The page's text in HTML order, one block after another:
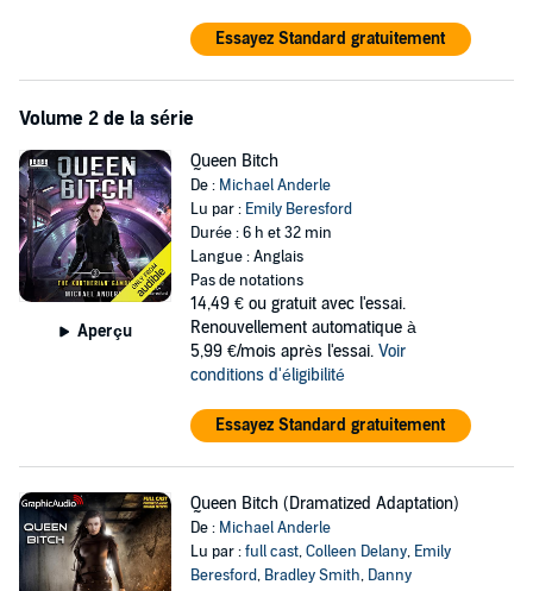
Essayez Standard gratuitement
Volume 2 de la série
Aperçu
Queen Bitch
De : Michael Anderle
Lu par : Emily Beresford
Durée : 6 h et 32 min
Langue : Anglais
Pas de notations
14,49 € ou gratuit avec l'essai.
Renouvellement automatique à
5,99 €/mois après l'essai. Voir
conditions d'éligibilité
Essayez Standard gratuitement
Queen Bitch (Dramatized Adaptation)
De : Michael Anderle
Lu par :full cast,Colleen Delany, Emily
Beresford, Bradley Smith, Danny